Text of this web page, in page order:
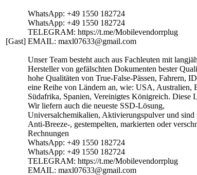
[Gast]
WhatsApp: +49 1550 182724
WhatsApp: +49 1550 182724
TELEGRAM: https://t.me/Mobilevendorrplug
EMAIL: maxl07633@gmail.com
Unser Team besteht auch aus Fachleuten mit
Hersteller von gefälschten Dokumenten bester
hohe Qualitäten von True-False-Pässen, Fahrern,
eine Reihe von Ländern an, wie: USA, Australien,
Südafrika, Spanien, Vereinigtes Königreich. Diese
Wir liefern auch die neueste SSD-Lösung,
Universalchemikalien, Aktivierungspulver und
Anti-Breeze-, gestempelten, markierten oder
Rechnungen
WhatsApp: +49 1550 182724
WhatsApp: +49 1550 182724
TELEGRAM: https://t.me/Mobilevendorrplug
EMAIL: maxl07633@gmail.com